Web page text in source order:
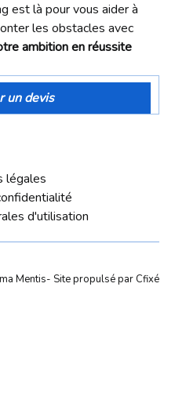
un devis
est là pour vous aider à
les obstacles avec
ambition en réussite
légales
d'utilisation
Mentis- Site propulsé par Cfixé